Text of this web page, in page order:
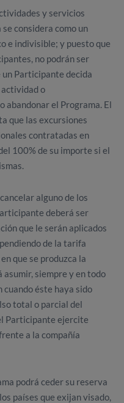
y servicios
considera como un
e indivisible; y puesto que
no podrán ser
un Participante decida
o
abandonar el Programa. El
que las excursiones
contratadas en
100% de su importe si el
alguno de los
deberá ser
que le serán aplicados
de la tarifa
que se produzca la
siempre y en todo
éste haya sido
total o parcial del
Participante ejercite
a la compañía
podrá ceder su reserva
países que exijan visado,